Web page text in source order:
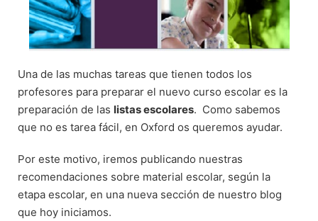
Una de las muchas tareas que tienen todos los
profesores para preparar el nuevo curso escolar es la
preparación de las listas escolares. Como sabemos
que no es tarea fácil, en Oxford os queremos ayudar.
Por este motivo, iremos publicando nuestras
recomendaciones sobre material escolar, según la
etapa escolar, en una nueva sección de nuestro blog
que hoy iniciamos.